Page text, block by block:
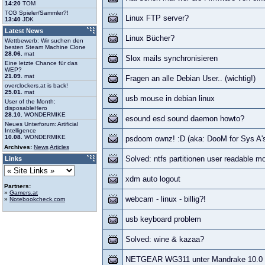
Linux FTP server?
Linux Bücher?
Slox mails synchronisieren
Fragen an alle Debian User.. (wichtig!)
usb mouse in debian linux
esound esd sound daemon howto?
psdoom ownz! :D (aka: DooM for Sys
Solved: ntfs partitionen user readable
xdm auto logout
webcam - linux - billig?!
usb keyboard problem
Solved: wine & kazaa?
NETGEAR WG311 unter Mandrake 10.0
14:20 TOM
TCG Spieler/Sammler?!
13:40 JDK
Latest News
Wettbewerb: Wir suchen den
besten Steam Machine Clone
28.06. mat
Eine letzte Chance für das
WEP?
21.09. mat
overclockers.at is back!
25.01.
mat
User of the Month:
disposableHero
28.10. WONDERMIKE
Neues Unterforum: Artificial
Intelligence
10.08. WONDERMIKE
Archives: NewsArticles
Links
Partners:
» Gamers.at
» Notebookcheck.com